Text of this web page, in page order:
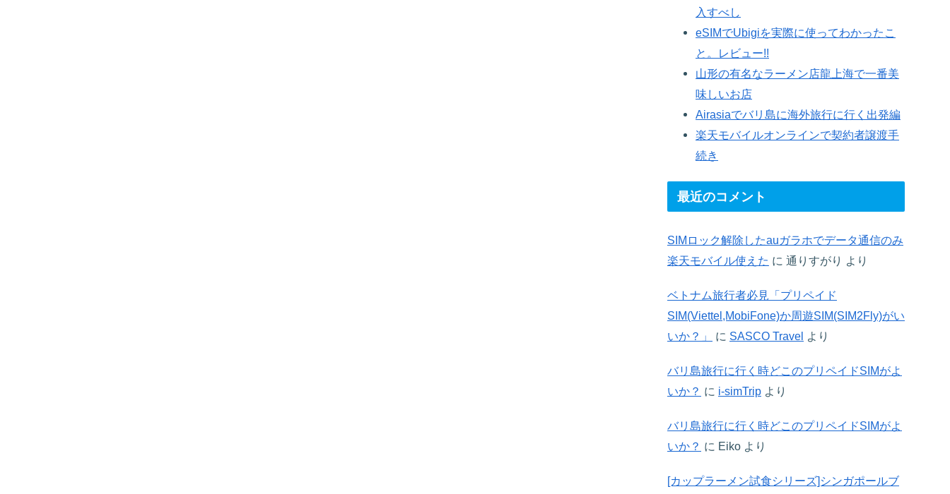
入すべし
eSIMでUbigiを実際に使ってわかったこ
と。レビュー!!
山形の有名なラーメン店龍上海で一番美
味しいお店
Airasiaでバリ島に海外旅行に行く出発編
楽天モバイルオンラインで契約者譲渡手
続き
最近のコメント
SIMロック解除したauガラホでデータ通信のみ
楽天モバイル使えた に 通りすがり より
ベトナム旅行者必見「プリペイド
SIM(Viettel,MobiFone)か周遊SIM(SIM2Fly)がい
いか？」
に SASCO Travel より
バリ島旅行に行く時どこのプリペイドSIMがよ
いか？ に i-simTrip より
バリ島旅行に行く時どこのプリペイドSIMがよ
いか？ に Eiko より
[カップラーメン試食シリーズ]シンガポールブ